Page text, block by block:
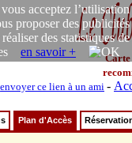
acceptez l’utilisation
proposer des publicités
des statistiques de
en savoir +
Carte
envoyer ce lien à un ami -
Plan d'Accès